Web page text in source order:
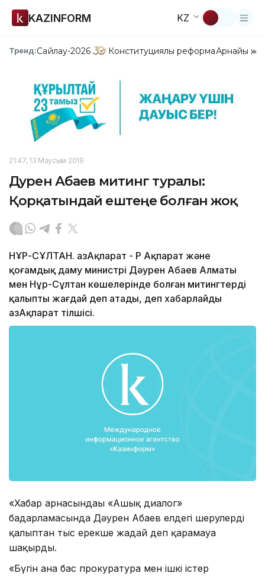
KAZINFORM KZ
Тренд:Сайлау-2026 Конституциялық реформаАрнайы
21:47, 13 Маусым 2019
Дәурен Абаев митинг туралы:
Қорқатындай ештеңе болған жоқ
НҰР-СҰЛТАН. ҚазАқпарат - ҚР Ақпарат және
қоғамдық даму министрі Дәурен Абаев Алматы
мен Нұр-Сұлтан көшелерінде болған митингтерді
қалыпты жағдай деп атады, деп хабарлайды
ҚазАқпарат тілшісі.
«Хабар арнасындағы «Ашық диалог»
бағдарламасында Дәурен Абаев елдегі шерулерді
қалыптан тыс ерекше жағдай деп қарамауға
шақырды.
«Бүгін ғана бас прокуратура мен ішкі істер